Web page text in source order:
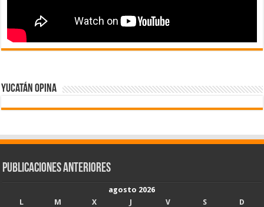
Yucatán Opina
Publicaciones Anteriores
agosto 2026
L
M X J V S
D